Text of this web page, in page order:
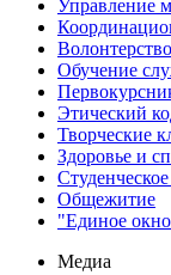
Управление
Волонтерство
Обучение
Этический
Творческие
Здоровье и
Общежитие
"Единое
Медиа